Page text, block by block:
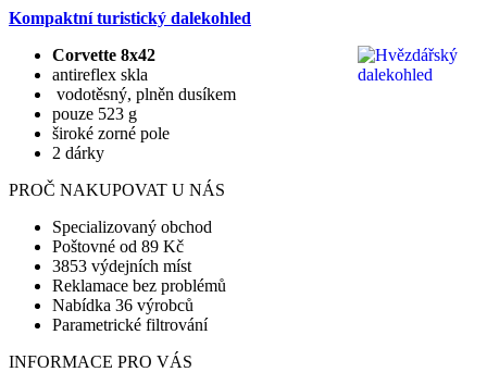
Kompaktní turistický dalekohled
Corvette 8x42
antireflex skla
vodotěsný, plněn dusíkem
pouze 523 g
široké zorné pole
2 dárky
PROČ NAKUPOVAT U NÁS
Specializovaný obchod
Poštovné od 89 Kč
3853 výdejních míst
Reklamace bez problémů
Nabídka 36 výrobců
Parametrické filtrování
INFORMACE PRO VÁS